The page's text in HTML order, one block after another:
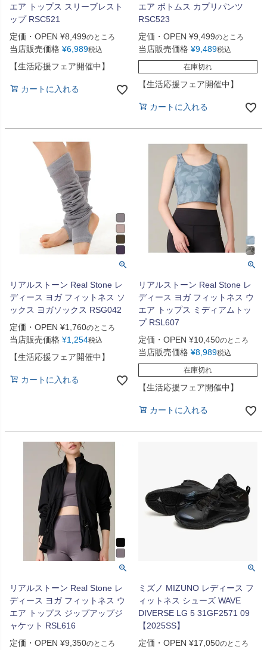
エア トップス スリーブレスト
ップ RSC521
定価・OPEN ¥8,499のところ
当店販売価格 ¥6,989税込
【生活応援フェア開催中】
カートに入れる
エア ボトムス カプリパンツ
RSC523
定価・OPEN ¥9,499のところ
当店販売価格 ¥9,489税込
在庫切れ
【生活応援フェア開催中】
カートに入れる
リアルストーン Real Stone レ
ディース ヨガ フィットネス ソ
ックス ヨガソックス RSG042
定価・OPEN ¥1,760のところ
当店販売価格 ¥1,254税込
【生活応援フェア開催中】
カートに入れる
リアルストーン Real Stone レ
ディース ヨガ フィットネス ウ
エア トップス ミディアムトッ
プ RSL607
定価・OPEN ¥10,450のところ
当店販売価格 ¥8,989税込
在庫切れ
【生活応援フェア開催中】
カートに入れる
リアルストーン Real Stone レ
ディース ヨガ フィットネス ウ
エア トップス ジップアップジ
ャケット RSL616
定価・OPEN ¥9,350のところ
ミズノ MIZUNO レディース フ
ィットネス シューズ WAVE
DIVERSE LG 5 31GF2571 09
【2025SS】
定価・OPEN ¥17,050のところ